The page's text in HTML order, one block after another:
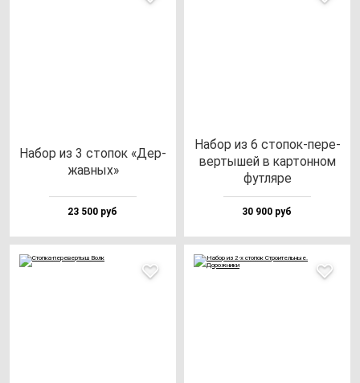
Набор из 3 сто­пок «Дер­
жав­ных»
23 500 руб
Набор из 6 сто­пок-пе­ре­
вер­ты­шей в кар­тон­ном
фут­ля­ре
30 900 руб